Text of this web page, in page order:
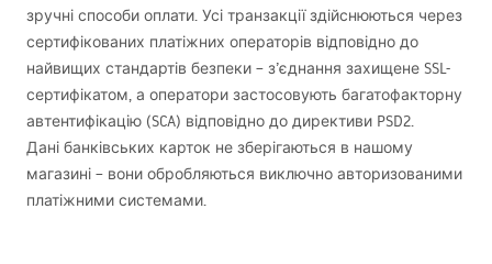
зручні способи оплати. Усі транзакції здійснюються через
сертифікованих платіжних операторів відповідно до
найвищих стандартів безпеки – з’єднання захищене SSL-
сертифікатом, а оператори застосовують багатофакторну
автентифікацію (SCA) відповідно до директиви PSD2.
Дані банківських карток не зберігаються в нашому
магазині – вони обробляються виключно авторизованими
платіжними системами.